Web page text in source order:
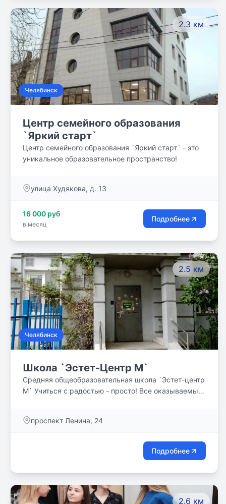
2.3 км
Челябинск
Центр семейного образования
`Яркий старт`
Центр семейного образования `Яркий старт` - это
уникальное образовательное пространство!
улица Худякова, д. 13
16 000 руб
в месяц
Подробнее
2.5 км
Челябинск
Школа `Эстет-Центр М`
Средняя общеобразовательная школа `Эстет-центр
М` Учиться с радостью - просто! Все оказываемые
проспект Ленина, 24
Подробнее
2.6 км